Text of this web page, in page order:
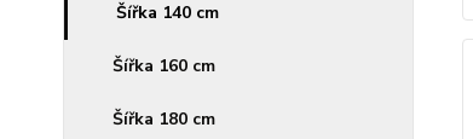
Šířka 140 cm
Šířka 160 cm
Šířka 180 cm